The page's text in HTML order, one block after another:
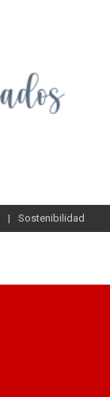
Sostenibilidad